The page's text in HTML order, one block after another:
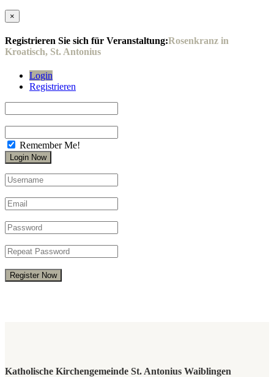
×
Registrieren Sie sich für Veranstaltung:Rosenkranz in
Kroatisch, St. Antonius
Login
Registrieren
Remember Me!
Register Now
Katholische Kirchengemeinde St. Antonius Waiblingen